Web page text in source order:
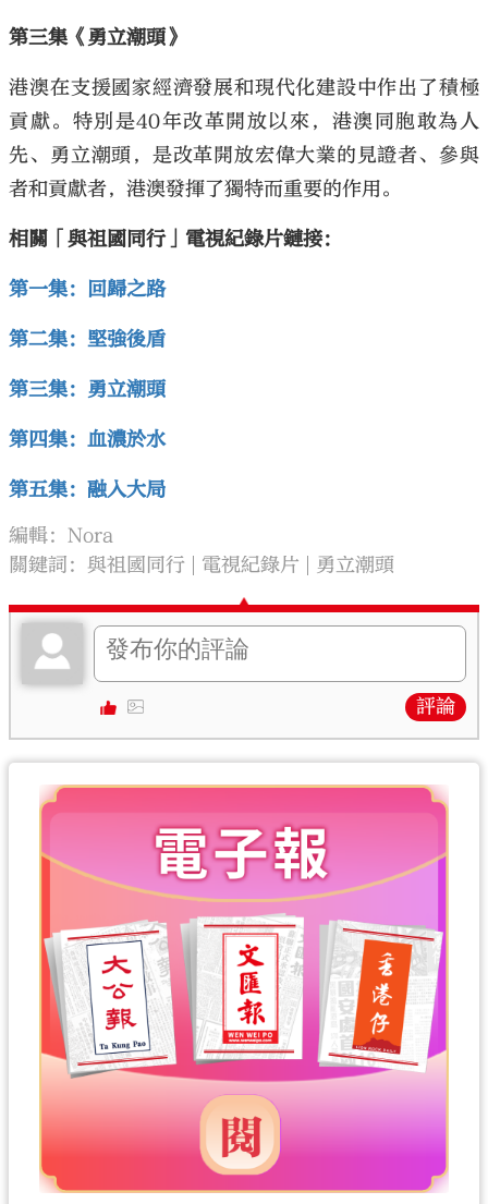
第三集《勇立潮頭》
港澳在支援國家經濟發展和現代化建設中作出了積極
貢獻。特別是40年改革開放以來，港澳同胞敢為人
先、勇立潮頭，是改革開放宏偉大業的見證者、參與
者和貢獻者，港澳發揮了獨特而重要的作用。
相關「與祖國同行」電視紀錄片鏈接：
第一集：回歸之路
第二集：堅強後盾
第三集：勇立潮頭
第四集：血濃於水
第五集：融入大局
編輯：Nora
關鍵詞： 與祖國同行 電視紀錄片 勇立潮頭
評論